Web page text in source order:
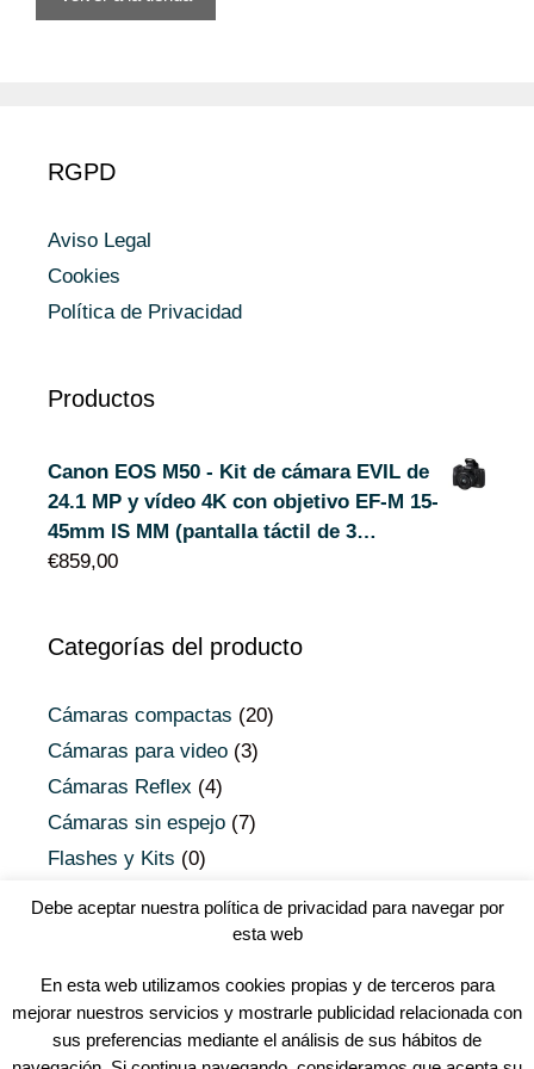
RGPD
Aviso Legal
Cookies
Política de Privacidad
Productos
Canon EOS M50 - Kit de cámara EVIL de
24.1 MP y vídeo 4K con objetivo EF-M 15-
45mm IS MM (pantalla táctil de 3…
€859,00
Categorías del producto
Cámaras compactas (20)
Cámaras para video (3)
Cámaras Reflex (4)
Cámaras sin espejo (7)
Flashes y Kits (0)
Youtubers
Debe aceptar nuestra política de privacidad para navegar por
esta web
En esta web utilizamos cookies propias y de terceros para
mejorar nuestros servicios y mostrarle publicidad relacionada con
sus preferencias mediante el análisis de sus hábitos de